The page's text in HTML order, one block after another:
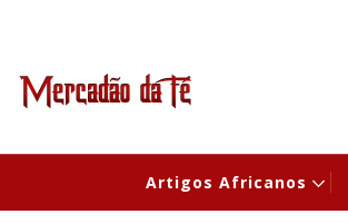
Artigos Africanos